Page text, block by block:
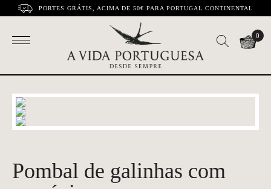
PORTES GRÁTIS, ACIMA DE 50€ PARA PORTUGAL CONTINENTAL
0
Pombal de galinhas com